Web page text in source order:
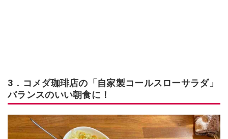
3．コメダ珈琲店の「自家製コールスローサラダ」
バランスのいい朝食に！